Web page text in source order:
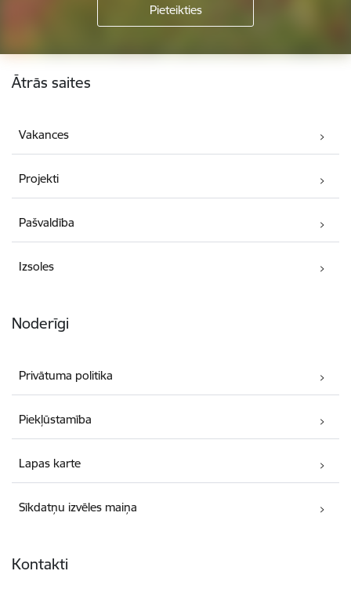
Kājene
Ātrās saites
Vakances
Projekti
Pašvaldība
Izsoles
Noderīgi
Privātuma politika
Piekļūstamība
Lapas karte
Sīkdatņu izvēles maiņa
Kontakti